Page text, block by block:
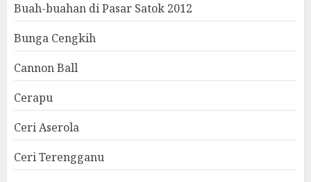
Buah-buahan di Pasar Satok 2012
Bunga Cengkih
Cannon Ball
Cerapu
Ceri Aserola
Ceri Terengganu